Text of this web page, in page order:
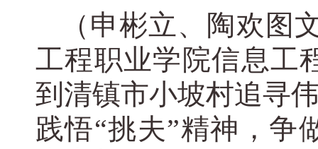
（申彬立、陶欢图
工程职业学院信息工
到清镇市小坡村追寻
践悟“挑夫”精神，争